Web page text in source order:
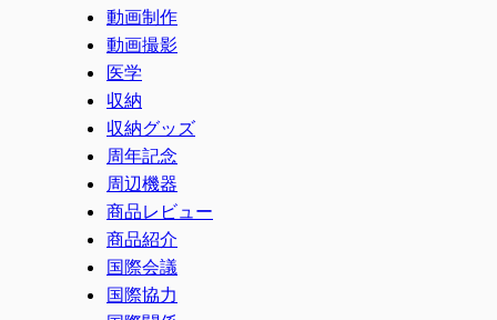
動画制作
動画撮影
医学
収納
収納グッズ
周年記念
周辺機器
商品レビュー
商品紹介
国際会議
国際協力